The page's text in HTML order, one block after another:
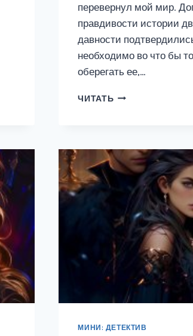
перевернул мой мир.
правдивости истории
давности
необходимо во что бы
оберегать ее,…
ЧИТАТЬ НА
МИНИ: ДЕТЕКТИВ